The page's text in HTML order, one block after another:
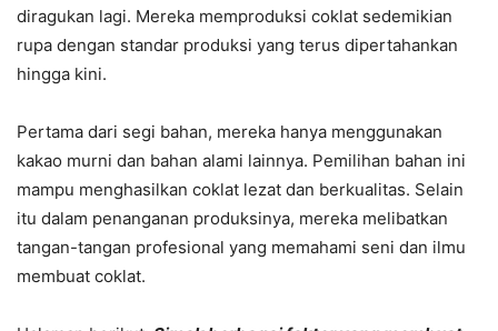
diragukan lagi. Mereka memproduksi coklat sedemikian
rupa dengan standar produksi yang terus dipertahankan
hingga kini.
Pertama dari segi bahan, mereka hanya menggunakan
kakao murni dan bahan alami lainnya. Pemilihan bahan ini
mampu menghasilkan coklat lezat dan berkualitas. Selain
itu dalam penanganan produksinya, mereka melibatkan
tangan-tangan profesional yang memahami seni dan ilmu
membuat coklat.